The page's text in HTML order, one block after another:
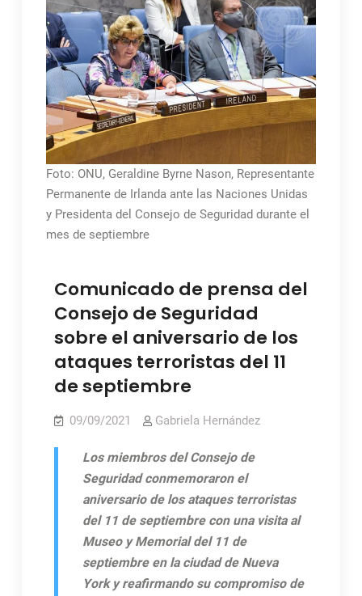
Foto: ONU, Geraldine Byrne Nason, Representante
Permanente de Irlanda ante las Naciones Unidas
y Presidenta del Consejo de Seguridad durante el
mes de septiembre
Comunicado de prensa del
Consejo de Seguridad
sobre el aniversario de los
ataques terroristas del 11
de septiembre
09/09/2021 Gabriela Hernández
Los miembros del Consejo de
Seguridad conmemoraron el
aniversario de los ataques terroristas
del 11 de septiembre con una visita al
Museo y Memorial del 11 de
septiembre en la ciudad de Nueva
York y reafirmando su compromiso de